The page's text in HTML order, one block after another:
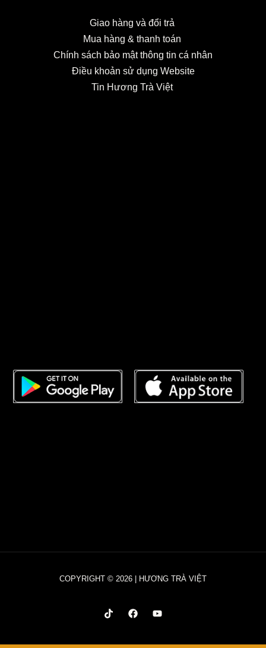
Giao hàng và đổi trả
Mua hàng & thanh toán
Chính sách bảo mật thông tin cá nhân
Điều khoản sử dụng Website
Tin Hương Trà Việt
COPYRIGHT © 2026 | HƯƠNG TRÀ VIỆT